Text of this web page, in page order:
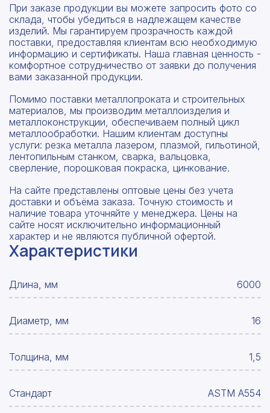
При заказе продукции вы можете запросить фото со
склада, чтобы убедиться в надлежащем качестве
изделий. Мы гарантируем прозрачность каждой
поставки, предоставляя клиентам всю необходимую
информацию и сертификаты. Наша главная ценность -
комфортное сотрудничество от заявки до получения
вами заказанной продукции.
Помимо поставки металлопроката и строительных
материалов, мы производим металлоизделия и
металлоконструкции, обеспечиваем полный цикл
металлообработки. Нашим клиентам доступны
услуги: резка металла лазером, плазмой, гильотиной,
лентопильным станком, сварка, вальцовка,
сверление, порошковая покраска, цинкование.
На сайте представлены оптовые цены без учета
доставки и объёма заказа. Точную стоимость и
наличие товара уточняйте у менеджера. Цены на
сайте носят исключительно информационный
характер и не являются публичной офертой.
Характеристики
Длина, мм 6000
Диаметр, мм 16
Толщина, мм 1,5
Стандарт ASTM A554